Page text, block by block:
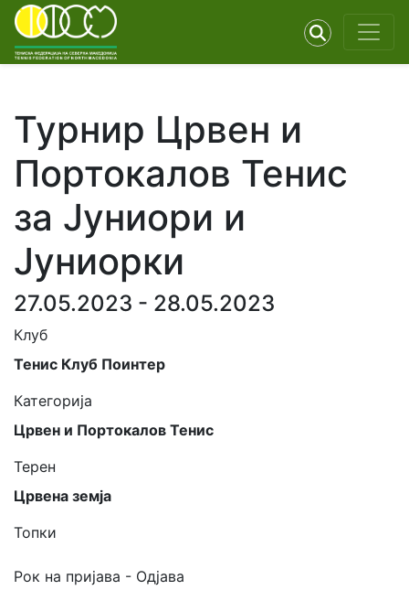
Турнир Црвен и
Портокалов Тенис
за Јуниори и
Јуниорки
27.05.2023 - 28.05.2023
Клуб
Тенис Клуб Поинтер
Категорија
Црвен и Портокалов Тенис
Терен
Црвена земја
Топки
Рок на пријава - Одјава